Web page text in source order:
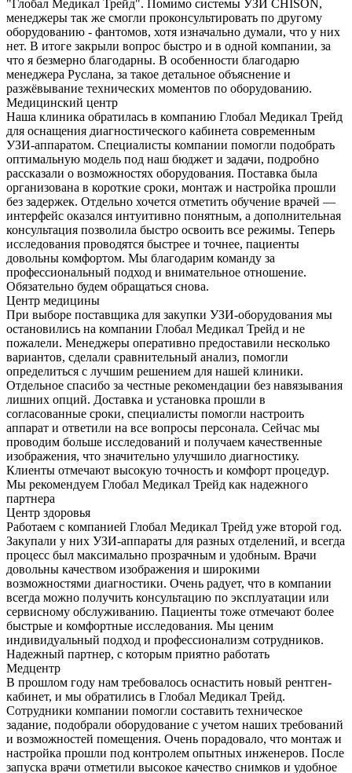
"Глобал Медикал Трейд". Помимо системы УЗИ CHISON,
менеджеры так же смогли проконсультировать по другому
оборудованию - фантомов, хотя изначально думали, что у них
нет. В итоге закрыли вопрос быстро и в одной компании, за
что я безмерно благодарны. В особенности благодарю
менеджера Руслана, за такое детальное объяснение и
разжёвывание технических моментов по оборудованию.
Медицинский центр
Наша клиника обратилась в компанию Глобал Медикал Трейд
для оснащения диагностического кабинета современным
УЗИ-аппаратом. Специалисты компании помогли подобрать
оптимальную модель под наш бюджет и задачи, подробно
рассказали о возможностях оборудования. Поставка была
организована в короткие сроки, монтаж и настройка прошли
без задержек. Отдельно хочется отметить обучение врачей —
интерфейс оказался интуитивно понятным, а дополнительная
консультация позволила быстро освоить все режимы. Теперь
исследования проводятся быстрее и точнее, пациенты
довольны комфортом. Мы благодарим команду за
профессиональный подход и внимательное отношение.
Обязательно будем обращаться снова.
Центр медицины
При выборе поставщика для закупки УЗИ-оборудования мы
остановились на компании Глобал Медикал Трейд и не
пожалели. Менеджеры оперативно предоставили несколько
вариантов, сделали сравнительный анализ, помогли
определиться с лучшим решением для нашей клиники.
Отдельное спасибо за честные рекомендации без навязывания
лишних опций. Доставка и установка прошли в
согласованные сроки, специалисты помогли настроить
аппарат и ответили на все вопросы персонала. Сейчас мы
проводим больше исследований и получаем качественные
изображения, что значительно улучшило диагностику.
Клиенты отмечают высокую точность и комфорт процедур.
Мы рекомендуем Глобал Медикал Трейд как надежного
партнера
Центр здоровья
Работаем с компанией Глобал Медикал Трейд уже второй год.
Закупали у них УЗИ-аппараты для разных отделений, и всегда
процесс был максимально прозрачным и удобным. Врачи
довольны качеством изображения и широкими
возможностями диагностики. Очень радует, что в компании
всегда можно получить консультацию по эксплуатации или
сервисному обслуживанию. Пациенты тоже отмечают более
быстрые и комфортные исследования. Мы ценим
индивидуальный подход и профессионализм сотрудников.
Надежный партнер, с которым приятно работать
Медцентр
В прошлом году нам требовалось оснастить новый рентген-
кабинет, и мы обратились в Глобал Медикал Трейд.
Сотрудники компании помогли составить техническое
задание, подобрали оборудование с учетом наших требований
и возможностей помещения. Очень порадовало, что монтаж и
настройка прошли под контролем опытных инженеров. После
запуска врачи отметили высокое качество снимков и удобное